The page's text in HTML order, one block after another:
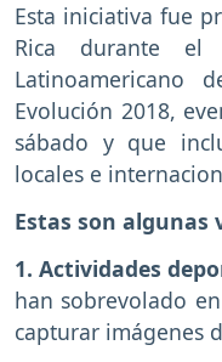
Esta iniciativa fue
Rica durante el
Latinoamericano
Evolución 2018,
sábado y que
locales e
Estas son algunas
1. Actividades
han sobrevolado
capturar imágenes